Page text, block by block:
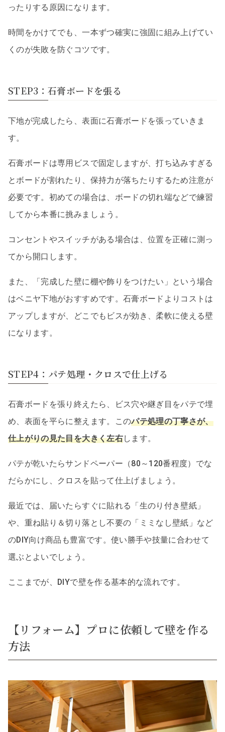
ったりする原因になります。
時間をかけてでも、一本ずつ確実に強固に組み上げてい
くのが失敗を防ぐコツです。
STEP3：石膏ボードを張る
下地が完成したら、表面に石膏ボードを張っていきま
す。
石膏ボードは専用ビスで固定しますが、打ち込みすぎる
とボードが割れたり、保持力が落ちたりするため注意が
必要です。初めての場合は、ボードの切れ端などで練習
してから本番に挑みましょう。
コンセントやスイッチがある場合は、位置を正確に測っ
てから開口します。
また、「完成した壁に棚や飾りをつけたい」という場合
はベニヤ下地がおすすめです。石膏ボードよりコストは
アップしますが、どこでもビスが効き、柔軟に使える壁
になります。
STEP4：パテ処理・クロスで仕上げる
石膏ボードを張り終えたら、ビス穴や継ぎ目をパテで埋
め、表面を平らに整えます。このパテ処理の丁寧さが、
仕上がりの見た目を大きく左右します。
パテが乾いたらサンドペーパー（80～120番程度）でな
だらかにし、クロスを貼って仕上げましょう。
最近では、届いたらすぐに貼れる「生のり付き壁紙」
や、重ね貼り＆切り落とし不要の「ミミなし壁紙」など
のDIY向け商品も豊富です。使い勝手や技量に合わせて
選ぶとよいでしょう。
ここまでが、DIYで壁を作る基本的な流れです。
【リフォーム】プロに依頼して壁を作る
方法